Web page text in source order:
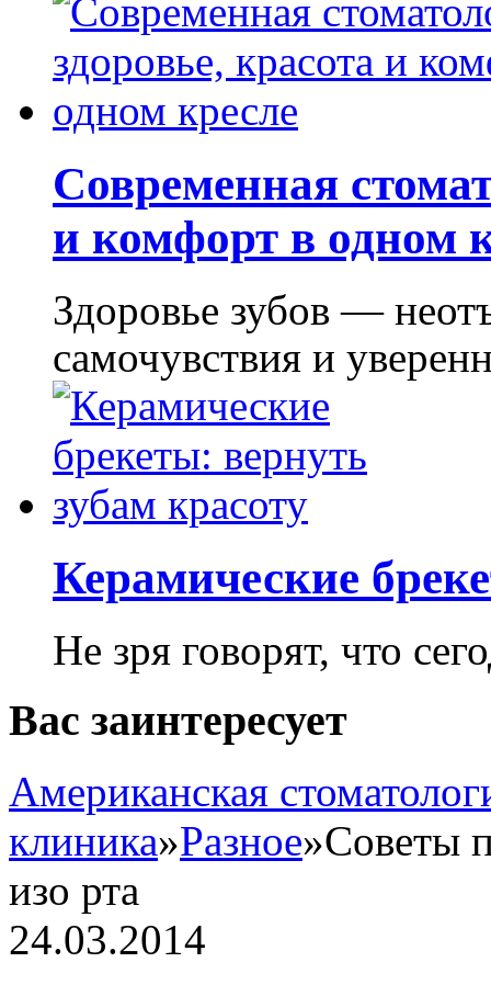
Современная
и комфорт в одном
Здоровье зубов —
самочувствия и
Керамические
Не зря говорят, что
Вас заинтересует
Американская
клиника»Разное»Советы
изо рта
24.03.2014